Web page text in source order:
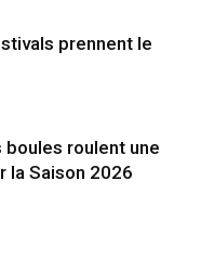
prennent le
boules roulent une
la Saison 2026